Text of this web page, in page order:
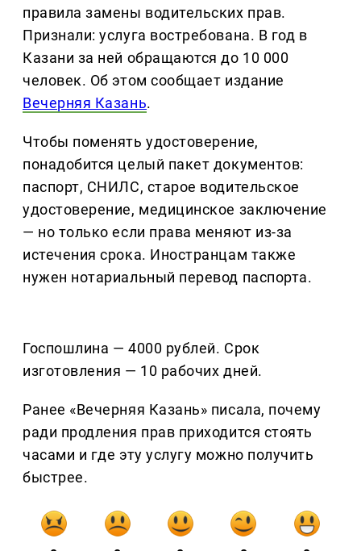
правила замены водительских прав.
Признали: услуга востребована. В год в
Казани за ней обращаются до 10 000
человек. Об этом сообщает издание
Вечерняя Казань.
Чтобы поменять удостоверение,
понадобится целый пакет документов:
паспорт, СНИЛС, старое водительское
удостоверение, медицинское заключение
— но только если права меняют из-за
истечения срока. Иностранцам также
нужен нотариальный перевод паспорта.
Госпошлина — 4000 рублей. Срок
изготовления — 10 рабочих дней.
Ранее «Вечерняя Казань» писала, почему
ради продления прав приходится стоять
часами и где эту услугу можно получить
быстрее.